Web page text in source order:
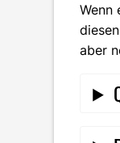
Wenn
diesen
aber